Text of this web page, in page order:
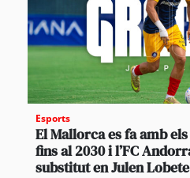
Esports
El Mallorca es fa amb
fins al 2030 i l’FC
substitut en Julen Lobete